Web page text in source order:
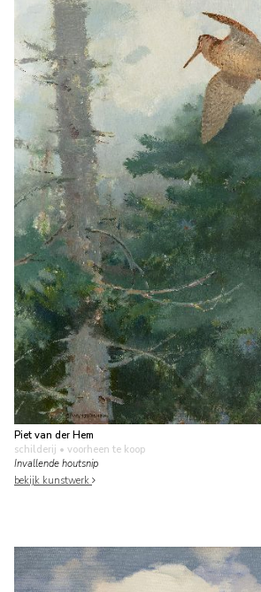
Piet van der Hem
schilderij • voorheen te koop
Invallende houtsnip
bekijk kunstwerk